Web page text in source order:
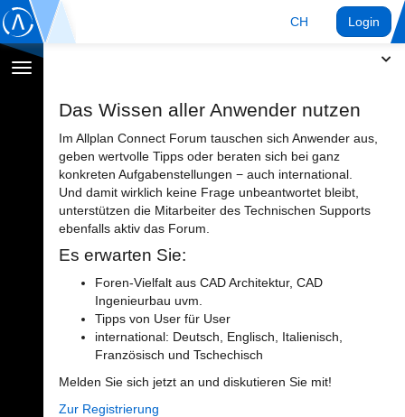
CH Login
Navigation
Das Wissen aller Anwender nutzen
Im Allplan Connect Forum tauschen sich Anwender aus,
geben wertvolle Tipps oder beraten sich bei ganz
konkreten Aufgabenstellungen − auch international.
Und damit wirklich keine Frage unbeantwortet bleibt,
unterstützen die Mitarbeiter des Technischen Supports
ebenfalls aktiv das Forum.
Es erwarten Sie:
Foren-Vielfalt aus CAD Architektur, CAD
Ingenieurbau uvm.
Tipps von User für User
international: Deutsch, Englisch, Italienisch,
Französisch und Tschechisch
Melden Sie sich jetzt an und diskutieren Sie mit!
Zur Registrierung